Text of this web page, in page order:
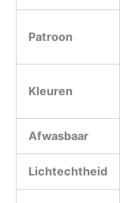
Patroon
Kleuren
Afwasbaar
Lichtechtheid